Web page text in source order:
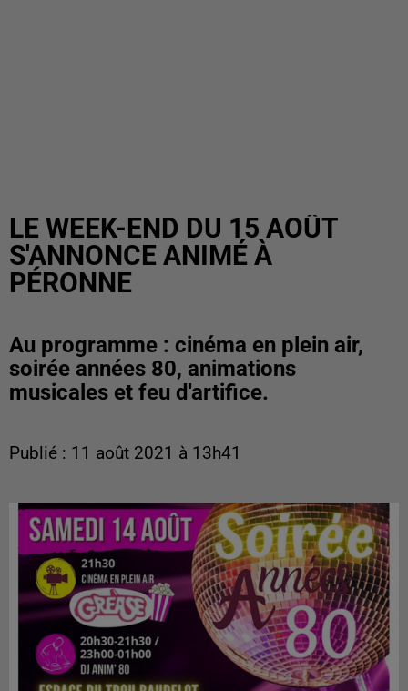
LE WEEK-END DU 15 AOÛT
S'ANNONCE ANIMÉ À
PÉRONNE
Au programme : cinéma en plein air,
soirée années 80, animations
musicales et feu d'artifice.
Publié : 11 août 2021 à 13h41